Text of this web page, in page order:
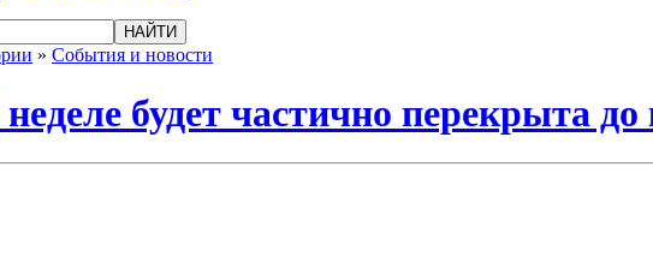
» События и новости
будет частично перекрыта до